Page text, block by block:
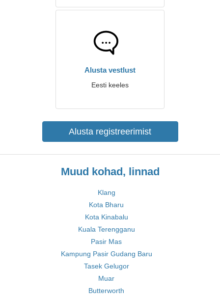
Alusta vestlust
Eesti keeles
Alusta registreerimist
Muud kohad, linnad
Klang
Kota Bharu
Kota Kinabalu
Kuala Terengganu
Pasir Mas
Kampung Pasir Gudang Baru
Tasek Gelugor
Muar
Butterworth